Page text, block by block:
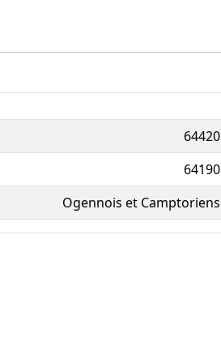
64420
64190
Ogennois et Camptoriens